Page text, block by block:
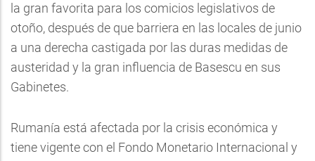
la gran favorita para los comicios legislativos de
otoño, después de que barriera en las locales de junio
a una derecha castigada por las duras medidas de
austeridad y la gran influencia de Basescu en sus
Gabinetes.
Rumanía está afectada por la crisis económica y
tiene vigente con el Fondo Monetario Internacional y